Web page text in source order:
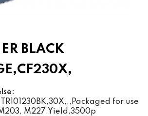
BLACK
for use
M227,Yield,3500p